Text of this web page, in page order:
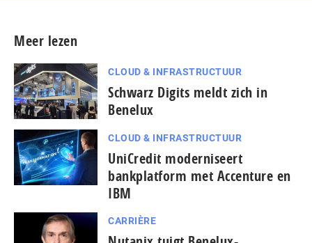
Meer lezen
CLOUD & INFRASTRUCTUUR
Schwarz Digits meldt zich in
Benelux
CLOUD & INFRASTRUCTUUR
UniCredit moderniseert
bankplatform met Accenture en
IBM
CARRIÈRE